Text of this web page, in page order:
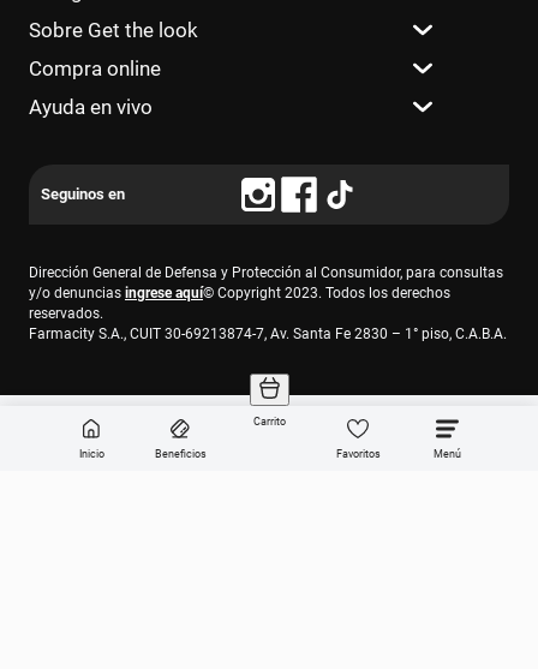
Inicio Beneficios
Carrito
Favoritos
Sobre Get the look
Compra online
Ayuda en vivo
Dirección General de Defensa y Protección al Consumidor, para consultas
y/o denuncias ingrese aquí© Copyright 2023. Todos los derechos
reservados.
Farmacity S.A., CUIT 30-69213874-7, Av. Santa Fe 2830 – 1° piso, C.A.B.A.